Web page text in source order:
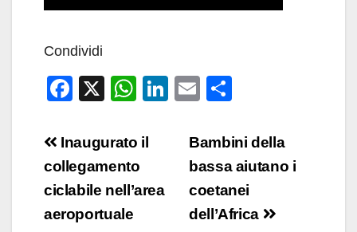
Condividi
F
c
e
b
o
X
W
at
s
A
Li
dI
E
ail n
di
vi
di
Navigazione
articoli
Bambini della
bassa aiutano i
coetanei
dell’Africa
Inaugurato il
collegamento
ciclabile nell’area
aeroportuale